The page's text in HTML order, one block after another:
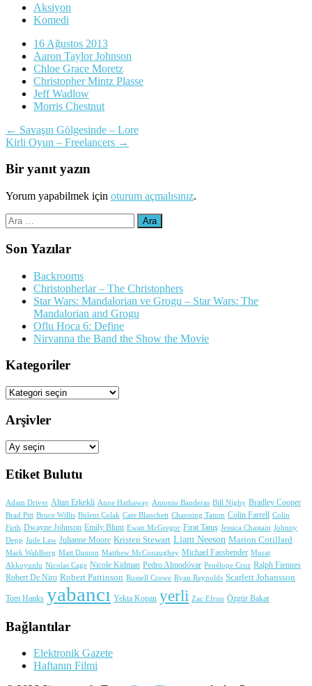
Aksiyon
Komedi
16 Ağustos 2013
Aaron Taylor Johnson
Chloe Grace Moretz
Christopher Mintz Plasse
Jeff Wadlow
Morris Chestnut
Yazı
dolaşımı
← Savaşın Gölgesinde – Lore
Kirli Oyun – Freelancers →
Bir yanıt yazın
Yorum yapabilmek için oturum açmalısınız.
Arama:
Son Yazılar
Backrooms
Christopherlar – The Christophers
Star Wars: Mandalorian ve Grogu – Star Wars: The
Mandalorian and Grogu
Oflu Hoca 6: Define
Nirvanna the Band the Show the Movie
Kategoriler
Kategoriler
Arşivler
Arşivler
Etiket Bulutu
Adam Driver Altan Erkekli Anne Hathaway Antonio Banderas Bill Nighy Bradley Cooper
Brad Pitt Bruce Willis Bülent Çolak Cate Blanchett Channing Tatum Colin Farrell Colin
Firth Dwayne Johnson Emily Blunt Ewan McGregor Fırat Tanış Jessica Chastain Johnny
Depp Jude Law Julianne Moore Kristen Stewart Liam Neeson Marion Cotillard
Mark Wahlberg Matt Damon Matthew McConaughey Michael Fassbender Murat
Akkoyunlu Nicolas Cage Nicole Kidman Pedro Almodóvar Penélope Cruz Ralph Fiennes
Robert De Niro Robert Pattinson Russell Crowe Ryan Reynolds Scarlett Johansson
Tom Hanks yabancı Yekta Kopan yerli Zac Efron Özgür Bakar
Bağlantılar
Elektronik Gazete
Haftanın Filmi